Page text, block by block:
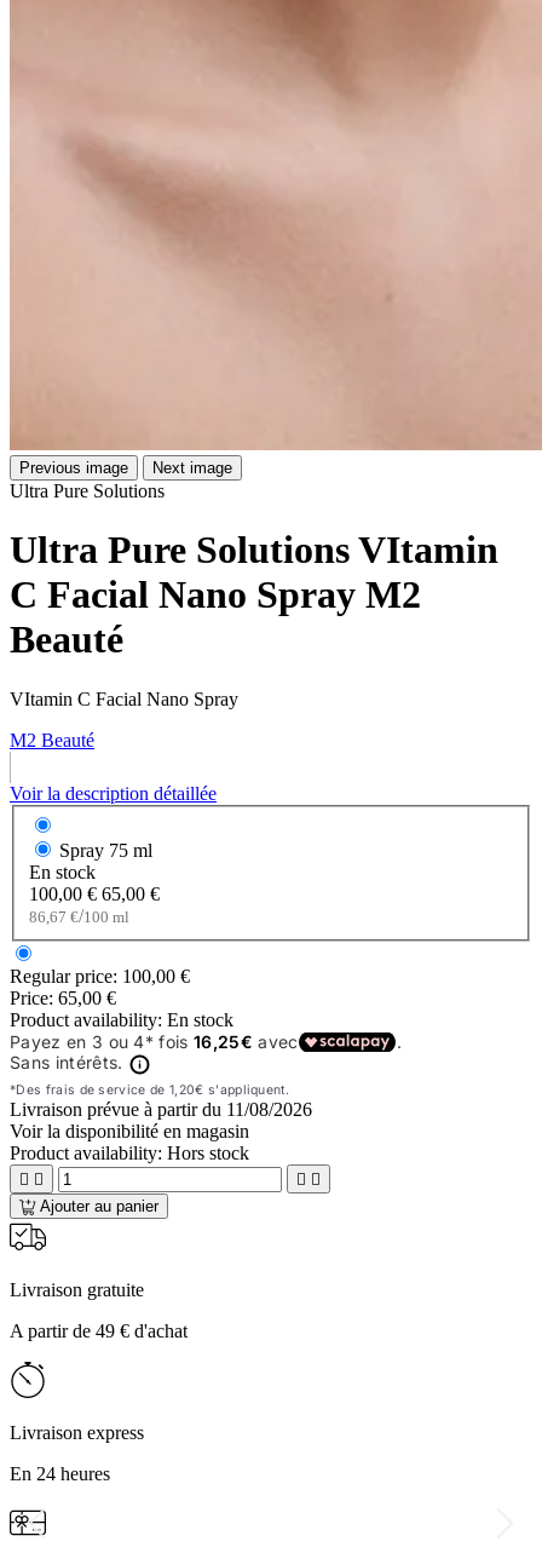
Previous image Next image
Ultra Pure Solutions
Ultra Pure Solutions VItamin
C Facial Nano Spray M2
Beauté
VItamin C Facial Nano Spray
M2 Beauté
Voir la description détaillée
Spray 75 ml
En stock
100,00 € 65,00 €
86,67 €/100 ml
Regular price: 100,00 €
Price: 65,00 €
Product availability: En stock
Livraison prévue à partir du 11/08/2026
Voir la disponibilité en magasin
Product availability: Hors stock
   
Ajouter au panier
Livraison gratuite
A partir de 49 € d'achat
Livraison express
En 24 heures